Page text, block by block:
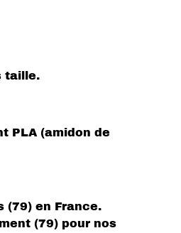
taille.
PLA (amidon de
(79) en France.
(79) pour nos